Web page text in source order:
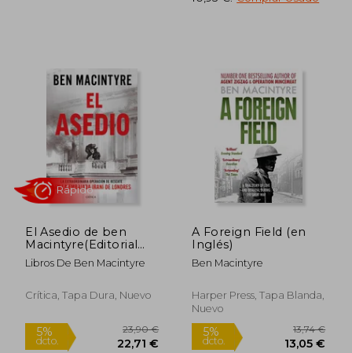
5%
dcto. 22,71 €
Rápido
5%
dcto.
El Asedio de ben
Macintyre(Editorial
Crítica)
Libros De Ben Macintyre
Crítica, Tapa Dura, Nuevo
A Foreign Field (en
Inglés)
Ben Macintyre
Harper Press, Tapa Blanda,
Nuevo